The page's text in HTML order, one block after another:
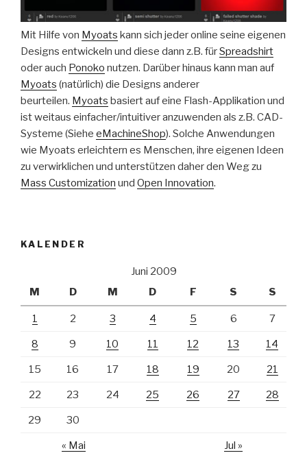
Mit Hilfe von Myoats kann sich jeder online seine eigenen
Designs entwickeln und diese dann z.B. fürSpreadshirt
oder auch Ponoko nutzen. Darüber hinaus kann man auf
Myoats (natürlich) die Designs anderer
beurteilen. Myoats basiert auf eine Flash-Applikation und
ist weitaus einfacher/intuitiver anzuwenden als z.B. CAD-
Systeme (Siehe eMachineShop). Solche Anwendungen
wie Myoats erleichtern es Menschen, ihre eigenen Ideen
zu verwirklichen und unterstützen daher den Weg zu
Mass Customization und Open Innovation.
KALENDER
Juni 2009
M
D M D F S S
1 2 3 4 5 6 7
8 9 10 11 12 13 14
15 16 17 18 19 20 21
22 23 24 25 26 27 28
29 30
« Mai Jul »